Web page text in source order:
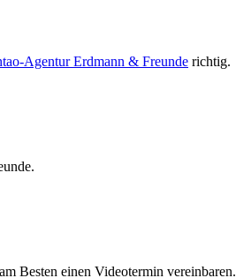
Agentur Erdmann & Freunde richtig.
Besten einen Videotermin vereinbaren.